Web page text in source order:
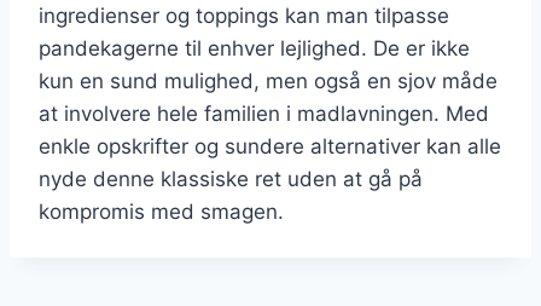
ingredienser og toppings kan man tilpasse
pandekagerne til enhver lejlighed. De er ikke
kun en sund mulighed, men også en sjov måde
at involvere hele familien i madlavningen. Med
enkle opskrifter og sundere alternativer kan alle
nyde denne klassiske ret uden at gå på
kompromis med smagen.